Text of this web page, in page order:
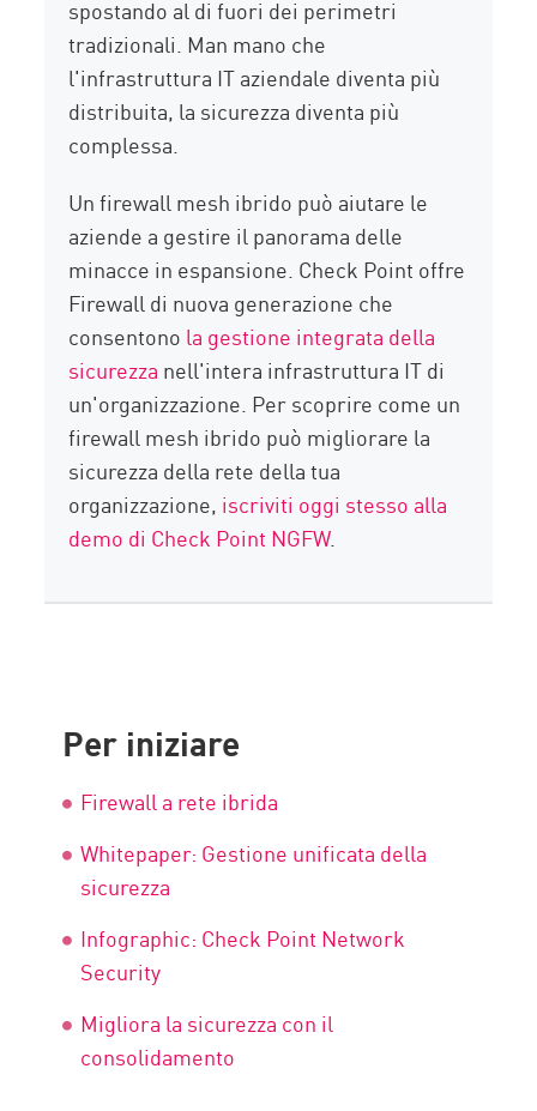
spostando al di fuori dei perimetri
tradizionali. Man mano che
l'infrastruttura IT aziendale diventa più
distribuita, la sicurezza diventa più
complessa.
Un firewall mesh ibrido può aiutare le
aziende a gestire il panorama delle
minacce in espansione. Check Point offre
Firewall di nuova generazione che
consentono la gestione integrata della
sicurezza nell'intera infrastruttura IT di
un'organizzazione. Per scoprire come un
firewall mesh ibrido può migliorare la
sicurezza della rete della tua
organizzazione, iscriviti oggi stesso alla
demo di Check Point NGFW.
Per iniziare
Firewall a rete ibrida
Whitepaper: Gestione unificata della
sicurezza
Infographic: Check Point Network
Security
Migliora la sicurezza con il
consolidamento